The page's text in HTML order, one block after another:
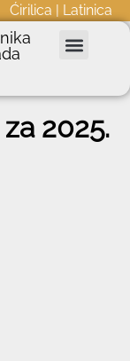
Ćirilica | Latinica
2025.